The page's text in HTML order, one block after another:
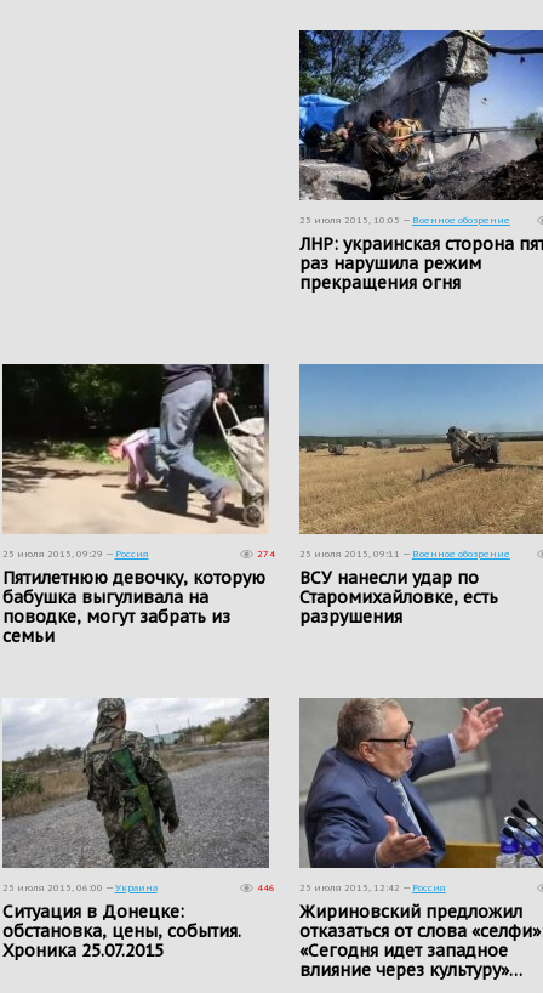
25 июля 2015, 10:05 — Военное обозрение
ЛНР: украинская сторона
раз нарушила режим
прекращения огня
25 июля 2015, 09:29 — Россия 274
Пятилетнюю девочку, которую
бабушка выгуливала на
поводке, могут забрать из
семьи
25 июля 2015, 09:11 — Военное обозрение
ВСУ нанесли удар по
Старомихайловке, есть
разрушения
25 июля 2015, 06:00 — Украина 446
Ситуация в Донецке:
обстановка, цены, события.
Хроника 25.07.2015
25 июля 2015, 12:42 — Россия
Жириновский предложил
отказаться от слова
«Сегодня идет западное
влияние через культуру»…